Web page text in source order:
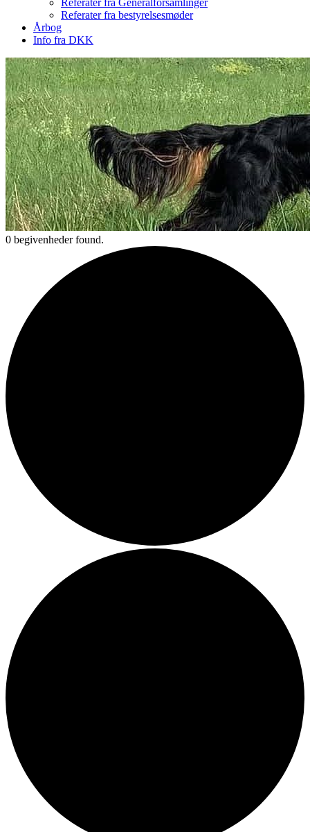
Referater fra bestyrelsesmøder
Årbog
Info fra DKK
0 begivenheder found.